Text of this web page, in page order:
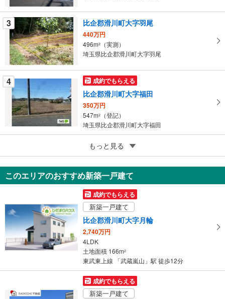
ペ
ー
ジ
に
保
存
す
る
3 比企郡滑川町大字羽尾
440万円
496m2
（実測）
埼玉県比企郡滑川町大字羽尾
4 成約でもらえる
比企郡滑川町大字福田
350万円
547m2
（登記）
埼玉県比企郡滑川町大字福田
比企郡滑川町大字中尾
440万円
426m2
埼玉県比企郡滑川町大字中尾
もっと見る
このエリアのおすすめ新築一戸建て
成約でもらえる
新築一戸建て
比企郡滑川町大字月輪
2,740万円
4LDK
土地面積 166m2
東武東上線 「武蔵嵐山」駅 徒歩12分
成約でもらえる
新築一戸建て